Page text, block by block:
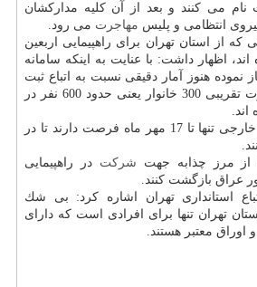
می كنند و بعد از آن كلیه مداركشان
انتظامی و پلیس مهاجرت می رود.
كه از استان تهران برای راهپیمایی اربعین
اظهار داشت: با عنایت به اینكه سامانه
نموده هنوز آمار دقیقی نسبت به اتباع ثبت
نامی نداریم اما به صورت تقریبی 300 خانوار یعنی حدود 600 نفر در
اند.
وی اصرار كرد كه اتباع خارجی تنها تا 17 مهر ماه فرصت دارند تا در
از مرز چذابه جهت شركت در راهپیمایی
عراق بازگشت كنند.
استانداری تهران اشاره كرد: بی شك
تهران تنها برای افرادی است كه دارای
اوراق معتبر هستند.